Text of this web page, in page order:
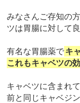
みなさんご存知の
ツは胃腸に対して
有名な胃腸薬でキ
これもキャベツの
キャベツに含まれ
前と同じキャベジ